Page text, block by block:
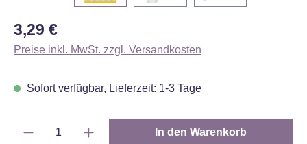
Regulärer Preis:
3,29 €
Preise inkl. MwSt. zzgl. Versandkosten
Sofort verfügbar, Lieferzeit: 1-3 Tage
Produkt Anzahl: Gib den gewünschten
In den Warenkorb